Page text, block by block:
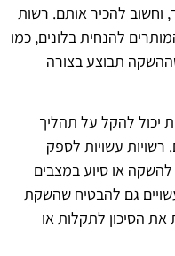
וחשוב להכיר אותם. רשות
להנחית בלונים, כמו
תבוצע בצורה
יכול להקל על תהליך
רשויות עשויות לספק
להשקה או סיוע במצבים
גם להבטיח שהשקת
הסיכון לתקלות או